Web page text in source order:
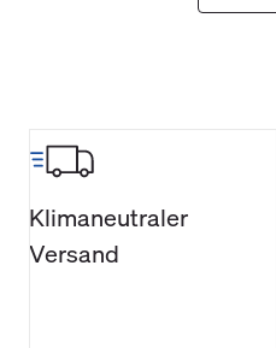
Klimaneutraler
Versand